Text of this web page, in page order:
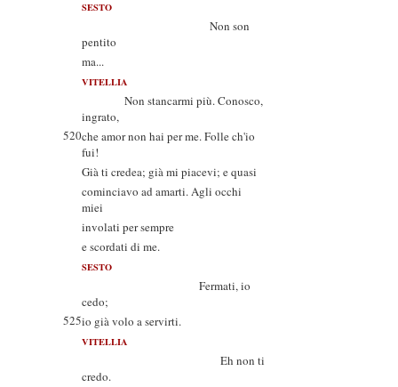
SESTO
Non son
pentito
ma...
VITELLIA
Non stancarmi più. Conosco,
ingrato,
520che amor non hai per me. Folle ch'io
fui!
Già ti credea; già mi piacevi; e quasi
cominciavo ad amarti. Agli occhi
miei
involati per sempre
e scordati di me.
SESTO
Fermati, io
cedo;
525io già volo a servirti.
VITELLIA
Eh non ti
credo.